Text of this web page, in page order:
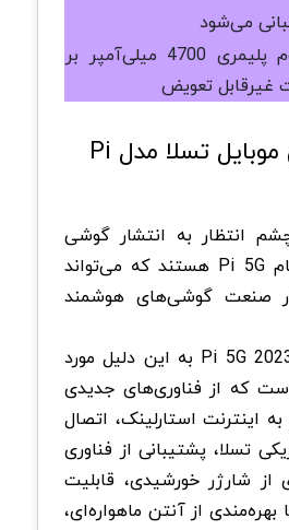
می‌شود
لیتیوم پلیمری 4700 میلی‌آمپر بر
غیرقابل تعویض
بررسی گوشی موبایل تسلا مدل Pi
انتظار به انتشار گوشی
هوشمند تسلا با نام Pi 5G هستند که می‌تواند
صنعت گوشی‌های هوشمند
گوشی تسلا مدل Pi 5G 2023 به این دلیل مورد
که از فناوری‌های جدیدی
اینترنت استارلینک، اتصال
تسلا، پشتیبانی از فناوری
از شارژر خورشیدی، قابلیت
بهره‌مندی از آنتن ماهواره‌ای،